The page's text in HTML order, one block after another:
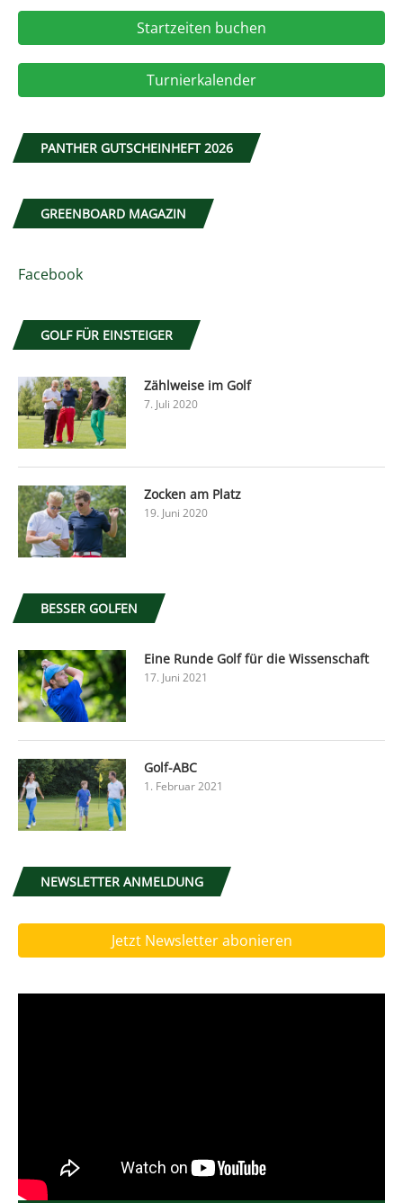
Startzeiten buchen
Turnierkalender
PANTHER GUTSCHEINHEFT 2026
GREENBOARD MAGAZIN
Facebook
GOLF FÜR EINSTEIGER
Zählweise im Golf
7. Juli 2020
Zocken am Platz
19. Juni 2020
BESSER GOLFEN
Eine Runde Golf für die Wissenschaft
17. Juni 2021
Golf-ABC
1. Februar 2021
NEWSLETTER ANMELDUNG
Jetzt Newsletter abonieren